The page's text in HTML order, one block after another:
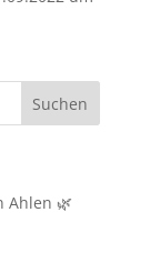
Ahlen 🌿